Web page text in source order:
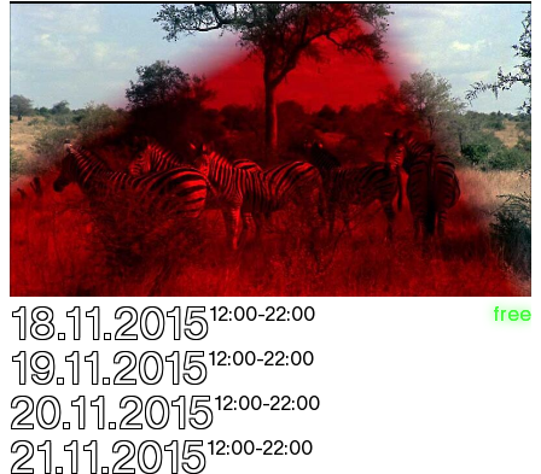
18.11.201512:00-22:00
19.11.201512:00-22:00
20.11.201512:00-22:00
21.11.201512:00-22:00
free